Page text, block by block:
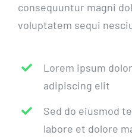
consequuntur magni
voluptatem sequi
Lorem ipsum
adipiscing elit
Sed do eiusmod
labore et dolore